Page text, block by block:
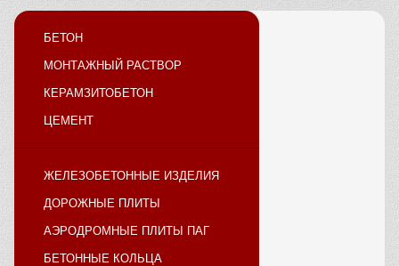
БЕТОН
МОНТАЖНЫЙ РАСТВОР
КЕРАМЗИТОБЕТОН
ЦЕМЕНТ
ЖЕЛЕЗОБЕТОННЫЕ ИЗДЕЛИЯ
ДОРОЖНЫЕ ПЛИТЫ
АЭРОДРОМНЫЕ ПЛИТЫ ПАГ
БЕТОННЫЕ КОЛЬЦА